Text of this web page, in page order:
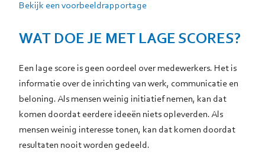
Bekijk een voorbeeldrapportage
WAT DOE JE MET LAGE SCORES?
Een lage score is geen oordeel over medewerkers. Het is
informatie over de inrichting van werk, communicatie en
beloning. Als mensen weinig initiatief nemen, kan dat
komen doordat eerdere ideeën niets opleverden. Als
mensen weinig interesse tonen, kan dat komen doordat
resultaten nooit worden gedeeld.